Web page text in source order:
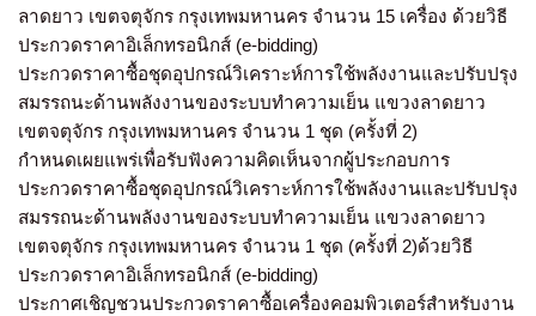
ลาดยาว เขตจตุจักร กรุงเทพมหานคร จำนวน 15 เครื่อง ด้วยวิธี
ประกวดราคาอิเล็กทรอนิกส์ (e-bidding)
ประกวดราคาซื้อชุดอุปกรณ์วิเคราะห์การใช้พลังงานและปรับปรุง
สมรรถนะด้านพลังงานของระบบทำความเย็น แขวงลาดยาว
เขตจตุจักร กรุงเทพมหานคร จำนวน 1 ชุด (ครั้งที่ 2)
กำหนดเผยแพร่เพื่อรับฟังความคิดเห็นจากผู้ประกอบการ
ประกวดราคาซื้อชุดอุปกรณ์วิเคราะห์การใช้พลังงานและปรับปรุง
สมรรถนะด้านพลังงานของระบบทำความเย็น แขวงลาดยาว
เขตจตุจักร กรุงเทพมหานคร จำนวน 1 ชุด (ครั้งที่ 2)ด้วยวิธี
ประกวดราคาอิเล็กทรอนิกส์ (e-bidding)
ประกาศเชิญชวนประกวดราคาซื้อเครื่องคอมพิวเตอร์สำหรับงาน